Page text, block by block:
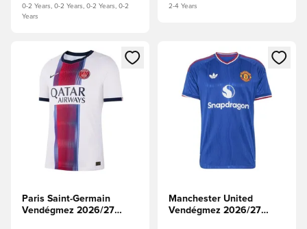
0-2 Years, 0-2 Years, 0-2 Years, 0-2
Years
2-4 Years
Megnyit egy modált a bejelentkezéshez vagy a tagként
Paris Saint-Germain
Vendégmez 2026/27
Megnyit egy modált a
Manchester United
Vendégmez 2026/27